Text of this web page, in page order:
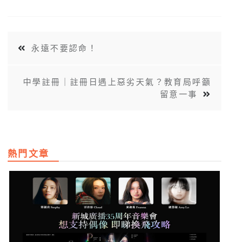
永遠不要認命！
中學註冊｜註冊日遇上惡劣天氣？教育局呼籲
留意一事
熱門文章